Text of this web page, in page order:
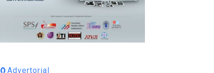
🧲Advertorial